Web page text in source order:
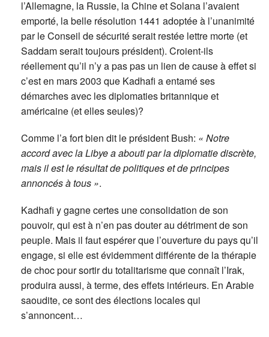
l’Allemagne, la Russie, la Chine et Solana l’avaient
emporté, la belle résolution 1441 adoptée à l’unanimité
par le Conseil de sécurité serait restée lettre morte (et
Saddam serait toujours président). Croient-ils
réellement qu’il n’y a pas pas un lien de cause à effet si
c’est en mars 2003 que Kadhafi a entamé ses
démarches avec les diplomaties britannique et
américaine (et elles seules)?
Comme l’a fort bien dit le président Bush: « Notre
accord avec la Libye a abouti par la diplomatie discrète,
mais il est le résultat de politiques et de principes
annoncés à tous ».
Kadhafi y gagne certes une consolidation de son
pouvoir, qui est à n’en pas douter au détriment de son
peuple. Mais il faut espérer que l’ouverture du pays qu’il
engage, si elle est évidemment différente de la thérapie
de choc pour sortir du totalitarisme que connaît l’Irak,
produira aussi, à terme, des effets intérieurs. En Arabie
saoudite, ce sont des élections locales qui
s’annoncent…